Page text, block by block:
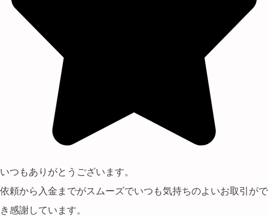
いつもありがとうございます。
依頼から入金までがスムーズでいつも気持ちのよいお取引がで
き感謝しています。